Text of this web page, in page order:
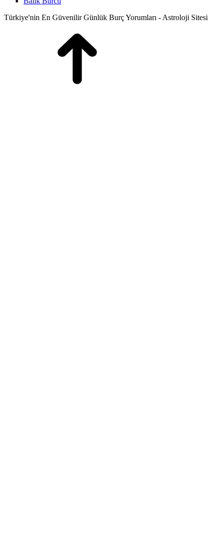
Türkiye'nin En Güvenilir Günlük Burç Yorumları - Astroloji Sitesi